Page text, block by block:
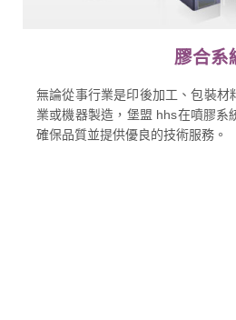
膠合系
無論從事行業是印後加工、包裝材
業或機器製造，堡盟 hhs在噴膠系
確保品質並提供優良的技術服務。